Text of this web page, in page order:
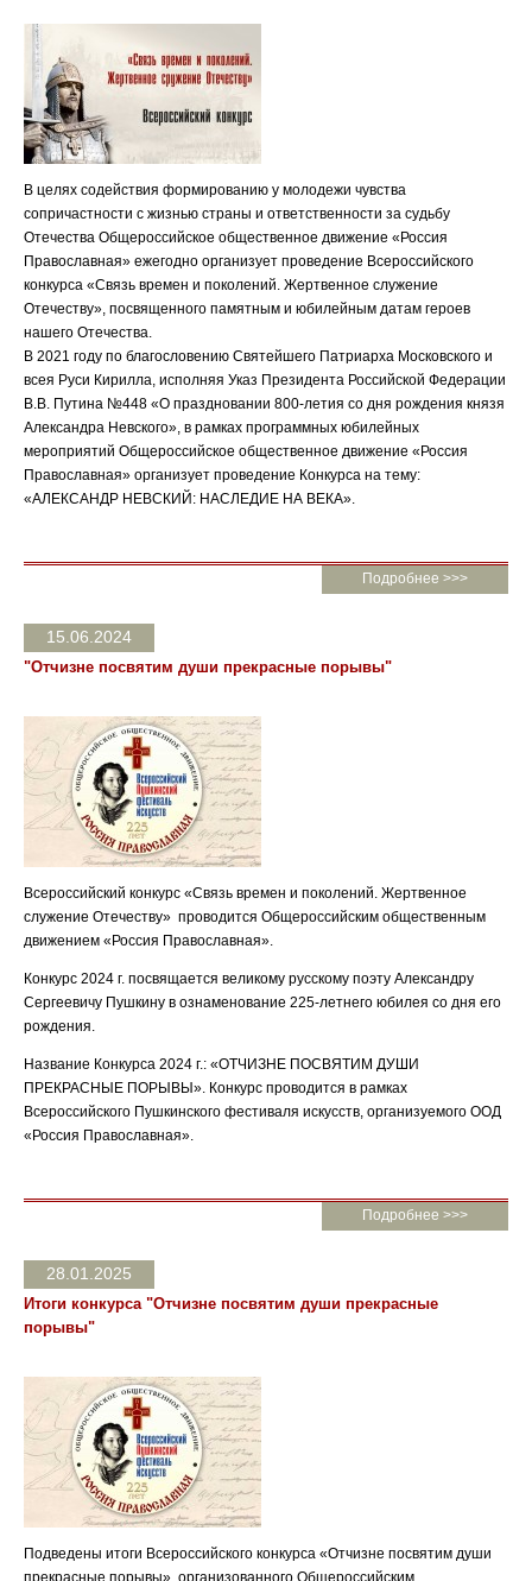
В целях содействия формированию у молодежи чувства
сопричастности с жизнью страны и ответственности за судьбу
Отечества Общероссийское общественное движение «Россия
Православная» ежегодно организует проведение Всероссийского
конкурса «Связь времен и поколений. Жертвенное служение
Отечеству», посвященного памятным и юбилейным датам героев
нашего Отечества.
В 2021 году по благословению Святейшего Патриарха Московского и
всея Руси Кирилла, исполняя Указ Президента Российской Федерации
В.В. Путина №448 «О праздновании 800-летия со дня рождения князя
Александра Невского», в рамках программных юбилейных
мероприятий Общероссийское общественное движение «Россия
Православная» организует проведение Конкурса на тему:
«АЛЕКСАНДР НЕВСКИЙ: НАСЛЕДИЕ НА ВЕКА».
Подробнее >>>
15.06.2024
"Отчизне посвятим души прекрасные порывы"
Всероссийский конкурс «Связь времен и поколений. Жертвенное
служение Отечеству» проводится Общероссийским общественным
движением «Россия Православная».
Конкурс 2024 г. посвящается великому русскому поэту Александру
Сергеевичу Пушкину в ознаменование 225-летнего юбилея со дня его
рождения.
Название Конкурса 2024 г.: «ОТЧИЗНЕ ПОСВЯТИМ ДУШИ
ПРЕКРАСНЫЕ ПОРЫВЫ». Конкурс проводится в рамках
Всероссийского Пушкинского фестиваля искусств, организуемого ООД
«Россия Православная».
Подробнее >>>
28.01.2025
Итоги конкурса "Отчизне посвятим души прекрасные
порывы"
Подведены итоги Всероссийского конкурса «Отчизне посвятим души
прекрасные порывы», организованного Общероссийским